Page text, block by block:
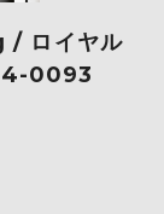
ロイヤル
0093